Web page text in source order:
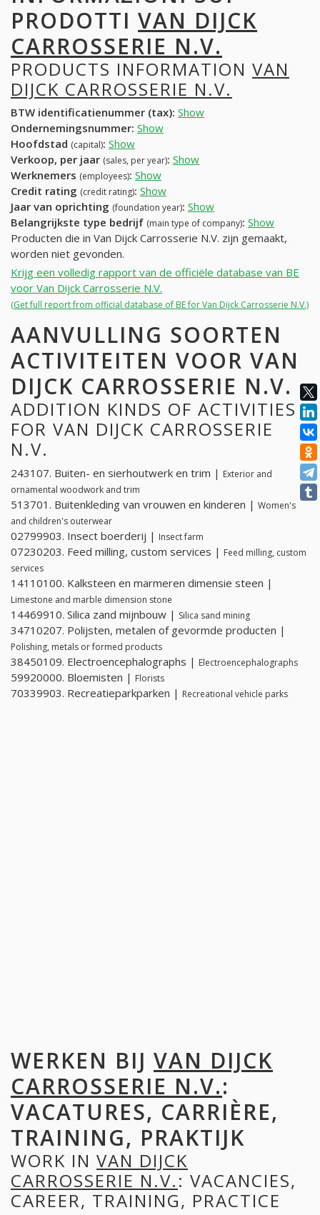
PRODOTTI VAN DIJCK
CARROSSERIE N.V.
PRODUCTS INFORMATION VAN
DIJCK CARROSSERIE N.V.
BTW identificatienummer (tax): Show
Ondernemingsnummer: Show
Hoofdstad (capital): Show
Verkoop, per jaar (sales, per year): Show
Werknemers (employees): Show
Credit rating (credit rating): Show
Jaar van oprichting (foundation year): Show
Belangrijkste type bedrijf (main type of company): Show
Producten die in Van Dijck Carrosserie N.V. zijn gemaakt,
worden niet gevonden.
Krijg een volledig rapport van de officiële database van BE
voor Van Dijck Carrosserie N.V.
(Get full report from official database of BE for Van Dijck Carrosserie N.V.)
AANVULLING SOORTEN
ACTIVITEITEN VOOR VAN
DIJCK CARROSSERIE N.V.
ADDITION KINDS OF ACTIVITIES
FOR VAN DIJCK CARROSSERIE
N.V.
243107. Buiten- en sierhoutwerk en trim | Exterior and
ornamental woodwork and trim
513701. Buitenkleding van vrouwen en kinderen | Women's
and children's outerwear
02799903. Insect boerderij | Insect farm
07230203. Feed milling, custom services | Feed milling, custom
services
14110100. Kalksteen en marmeren dimensie steen |
Limestone and marble dimension stone
14469910. Silica zand mijnbouw | Silica sand mining
34710207. Polijsten, metalen of gevormde producten |
Polishing, metals or formed products
38450109. Electroencephalographs | Electroencephalographs
59920000. Bloemisten | Florists
70339903. Recreatieparkparken | Recreational vehicle parks
WERKEN BIJ VAN DIJCK
CARROSSERIE N.V.:
VACATURES, CARRIÈRE,
TRAINING, PRAKTIJK
WORK IN VAN DIJCK
CARROSSERIE N.V.: VACANCIES,
CAREER, TRAINING, PRACTICE